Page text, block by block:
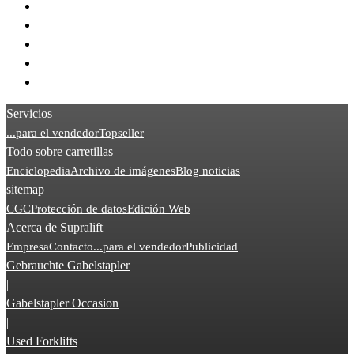
Servicios
...para el vendedorTopseller
Todo sobre carretillas
EnciclopediaArchivo de imágenesBlog noticias
sitemap
CGCProtección de datosEdición Web
Acerca de Supralift
EmpresaContacto...para el vendedorPublicidad
Gebrauchte Gabelstapler
|
Gabelstapler Occasion
|
Used Forklifts